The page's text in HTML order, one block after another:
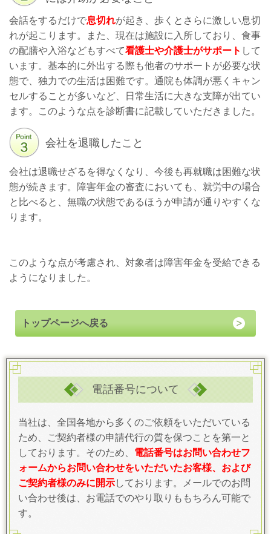
会話をするだけで息切れが起き、歩くとさらに激しい息切
れが起こります。また、現在は施設に入所しており、食事
の配膳や入浴などもすべて看護士や介護士がサポート して
います。基本的に外出する際も他者のサポートが必要な状
態で、独力での生活は困難です。通院も体調が悪くキャン
セルすることが多いなど、日常生活に大きな支障が出てい
ます。このような点を診断書に記載していただきました。
会社を退職したこと
会社は退職せざるを得なくなり、今後も再就職は困難な状
態が続きます。障害年金の審査においても、就労中の場合
と比べると、無職の状態であるほうが申請が通りやすくな
ります。
このような点が考慮され、対象者は障害年金を受給できる
ようになりました。
トップページへ戻る
電話番号について
当社は、全国各地から多くのご依頼をいただいている
ため、ご契約者様の申請代行の質を保つことを第一と
しております。そのため、 電話番号はお問い合わせフ
ォームからお問い合わせをいただいたお客様、および
ご契約者様のみに開示しております。メールでのお問
い合わせ後は、お電話でのやり取りももちろん可能で
す。